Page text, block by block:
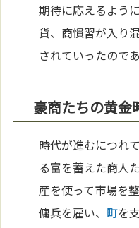
期待に応えるよう
貨、商慣習が入り
されていったのであ
豪商たちの黄金
時代が進むにつれて
る富を蓄えた商人
産を使って市場を
傭兵を雇い、 町を